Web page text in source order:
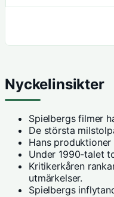
Nyckelinsikter
Spielbergs filmer
De största
Hans
Under 1990-talet
Kritikerkåren
utmärkelser.
Spielbergs